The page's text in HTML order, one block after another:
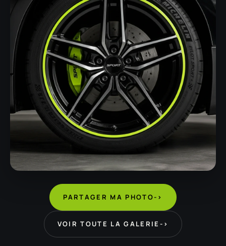
PARTAGER MA PHOTO->
VOIR TOUTE LA GALERIE ->